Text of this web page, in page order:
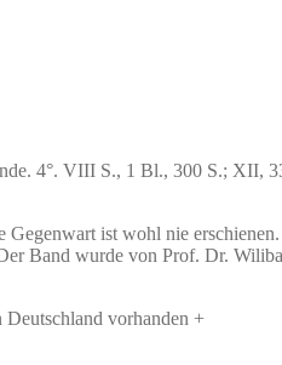
4°. VIII S., 1 Bl., 300 S.; XII,
ist wohl nie
Band wurde von Prof. Dr.
vorhanden +